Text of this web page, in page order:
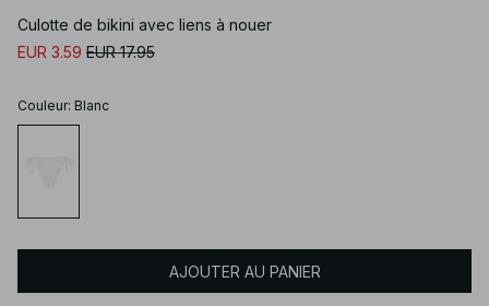
Culotte de bikini avec liens à nouer
EUR 3.59 EUR 17.95
Couleur: Blanc
AJOUTER AU PANIER